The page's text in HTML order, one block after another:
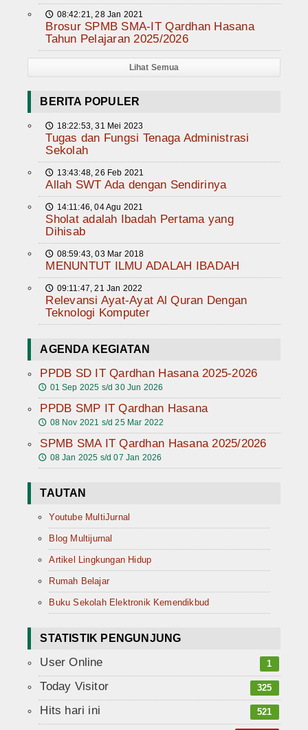
🕔 08:42:21, 28 Jan 2021
Brosur SPMB SMA-IT Qardhan Hasana
Tahun Pelajaran 2025/2026
Lihat Semua
BERITA POPULER
🕔 18:22:53, 31 Mei 2023
Tugas dan Fungsi Tenaga Administrasi
Sekolah
🕔 13:43:48, 26 Feb 2021
Allah SWT Ada dengan Sendirinya
🕔 14:11:46, 04 Agu 2021
Sholat adalah Ibadah Pertama yang
Dihisab
🕔 08:59:43, 03 Mar 2018
MENUNTUT ILMU ADALAH IBADAH
🕔 09:11:47, 21 Jan 2022
Relevansi Ayat-Ayat Al Quran Dengan
Teknologi Komputer
AGENDA KEGIATAN
PPDB SD IT Qardhan Hasana 2025-2026
🕔 01 Sep 2025 s/d 30 Jun 2026
PPDB SMP IT Qardhan Hasana
🕔 08 Nov 2021 s/d 25 Mar 2022
SPMB SMA IT Qardhan Hasana 2025/2026
🕔 08 Jan 2025 s/d 07 Jan 2026
TAUTAN
Youtube MultiJurnal
Blog Multijurnal
Artikel Lingkungan Hidup
Rumah Belajar
Buku Sekolah Elektronik Kemendikbud
STATISTIK PENGUNJUNG
User Online 1
Today Visitor 325
Hits hari ini 521